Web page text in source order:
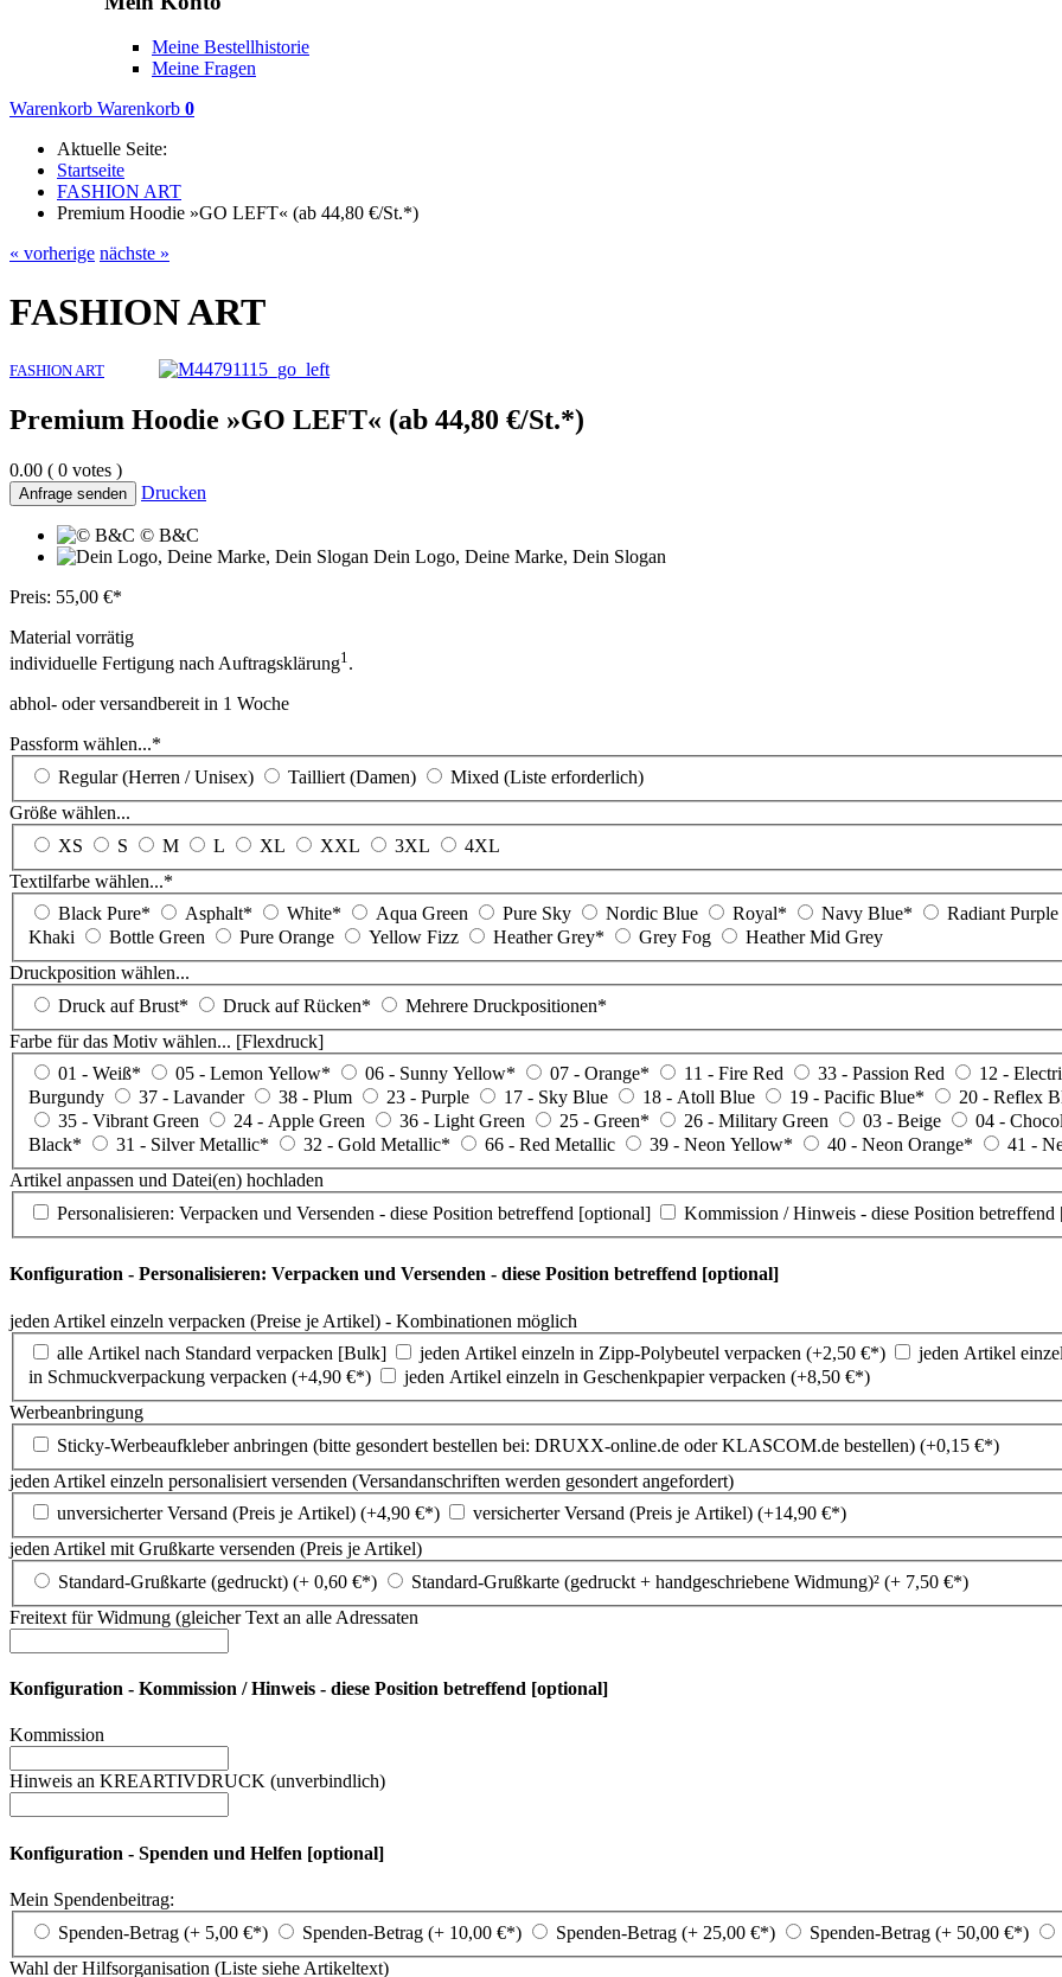
Meine Bestellhistorie
Meine Fragen
Warenkorb Warenkorb 0
Aktuelle Seite:
Startseite
FASHION ART
Premium Hoodie »GO LEFT« (ab 44,80 €/St.*)
« vorherige nächste »
FASHION ART
FASHION ART
Premium Hoodie »GO LEFT« (ab 44,80 €/St.*)
0.00 ( 0 votes )
Anfrage senden Drucken
© B&C
Dein Logo, Deine Marke, Dein Slogan
Preis: 55,00 €*
Material vorrätig
individuelle Fertigung nach Auftragsklärung1.
abhol- oder versandbereit in 1 Woche
Passform wählen...*
Passform
Regular (Herren / Unisex) Tailliert (Damen)
Mixed (Liste erforderlich)
Größe wählen...
Größe
XS S M L XL XXL 3XL
4XL
Textilfarbe wählen...*
Textilfarbe
wählen...*
Black Pure* Asphalt* White* Aqua Green Pure Sky Nordic Blue Royal* Navy Blue* Radiant Purple
Khaki
Bottle Green Pure Orange Yellow Fizz Heather Grey* Grey Fog
Heather Mid Grey
Druckposition wählen...
Druckposition
Druck auf Brust* Druck auf Rücken*
Mehrere Druckpositionen*
Farbe für das Motiv wählen... [Flexdruck]
Farbe
für
das
Motiv
wählen...
[Flexdruck]
01 - Weiß* 05 - Lemon Yellow* 06 - Sunny Yellow* 07 - Orange* 11 - Fire Red 33 - Passion Red 12 -
Burgundy
37 - Lavander 38 - Plum 23 - Purple 17 - Sky Blue 18 - Atoll Blue 19 - Pacific Blue* 20 - Reflex
35 - Vibrant Green
24 - Apple Green 36 - Light Green 25 - Green* 26 - Military Green 03 - Beige 04 -
Black*
31 - Silver Metallic* 32 - Gold Metallic* 66 - Red Metallic 39 - Neon Yellow* 40 - Neon Orange* 41 -
Artikel anpassen und Datei(en) hochladen
Personalisieren: Verpacken und Versenden - diese Position betreffend [optional]
Kommission / Hinweis - diese Position betreffend
Konfiguration - Personalisieren: Verpacken und Versenden - diese Position betreffend [optional]
jeden Artikel einzeln verpacken (Preise je Artikel) - Kombinationen möglich
alle Artikel nach Standard verpacken [Bulk]
jeden Artikel einzeln in Zipp-Polybeutel verpacken (+2,50 €*) jeden Artikel
in Schmuckverpackung verpacken (+4,90 €*) jeden Artikel einzeln in Geschenkpapier verpacken (+8,50 €*)
Werbeanbringung
Sticky-Werbeaufkleber anbringen (bitte gesondert bestellen bei: DRUXX-online.de oder KLASCOM.de bestellen) (+0,15 €*)
jeden Artikel einzeln personalisiert versenden (Versandanschriften werden gesondert angefordert)
unversicherter Versand (Preis je Artikel) (+4,90 €*) versicherter Versand (Preis je Artikel) (+14,90 €*)
jeden Artikel mit Grußkarte versenden (Preis je Artikel)
Standard-Grußkarte (gedruckt) (+ 0,60 €*) Standard-Grußkarte (gedruckt + handgeschriebene Widmung)² (+ 7,50 €*)
Freitext für Widmung (gleicher Text an alle Adressaten
Konfiguration - Kommission / Hinweis - diese Position betreffend [optional]
Kommission
Hinweis an KREARTIVDRUCK (unverbindlich)
Konfiguration - Spenden und Helfen [optional]
Mein Spendenbeitrag:
Spenden-Betrag (+ 5,00 €*) Spenden-Betrag (+ 10,00 €*) Spenden-Betrag (+ 25,00 €*) Spenden-Betrag (+ 50,00 €*)
Wahl der Hilfsorganisation (Liste siehe Artikeltext)